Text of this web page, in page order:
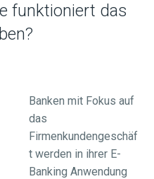
funktioniert das
Banken mit Fokus auf
das
Firmenkundengeschäf
t werden in ihrer E-
Banking Anwendung